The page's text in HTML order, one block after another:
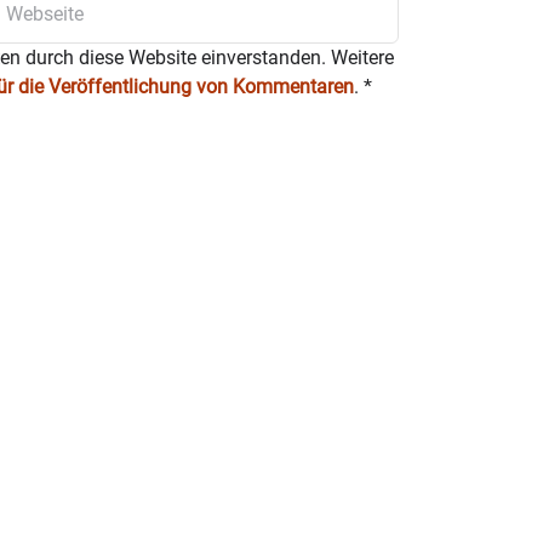
durch diese Website einverstanden. Weitere
die Veröffentlichung von Kommentaren. *